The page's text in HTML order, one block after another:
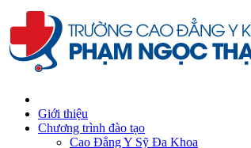
Giới thiệu
Chương trình đào tạo
Cao Đẳng Y Sỹ Đa Khoa